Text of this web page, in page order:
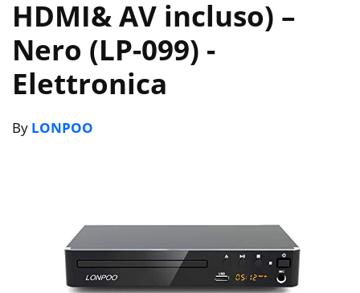
HDMI& AV incluso) –
Nero (LP-099) -
Elettronica
By LONPOO